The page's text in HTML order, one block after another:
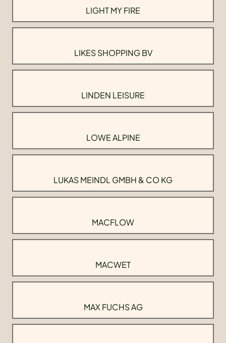
LIGHT MY FIRE
LIKES SHOPPING BV
LINDEN LEISURE
LOWE ALPINE
LUKAS MEINDL GMBH & CO KG
MACFLOW
MACWET
MAX FUCHS AG